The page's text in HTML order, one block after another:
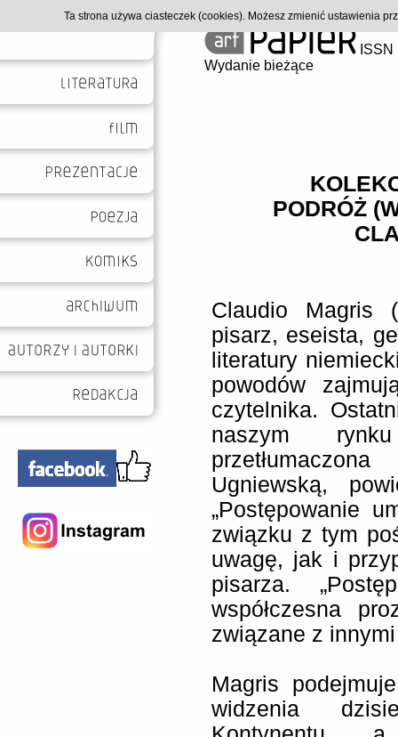
Wydanie bieżące
PODRÓŻ
Claudio Magris
pisarz, eseista,
literatury
powodów
czytelnika.
naszym
Ugniewską,
„Postępowanie
związku z tym
uwagę, jak i
pisarza.
współczesna
związane z
Magris
widzenia
Ta strona używa ciasteczek (cookies). Możesz zmienić ustawienia